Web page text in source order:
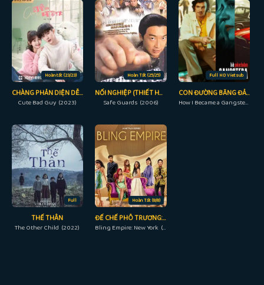
Hoàn tất (23/23)
CHÀNG PHẢN DIỆN DỄ THƯƠNG
Cute Bad Guy (2023)
Hoàn Tất (25/25)
NỐI NGHIỆP (THIẾT HUYẾT BẢO TIÊU)
Safe Guards (2006)
Full HD Vietsub
CON ĐƯỜNG BĂNG ĐẢNG
How I Became a Gangster (2020)
Full
THẾ THÂN
The Other Child (2022)
Hoàn Tất (8/8)
ĐẾ CHẾ PHÔ TRƯƠNG: NEW YORK
Bling Empire: New York (2023)